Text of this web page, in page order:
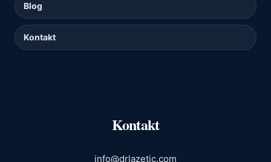
Blog
Kontakt
Kontakt
info@drlazetic.com